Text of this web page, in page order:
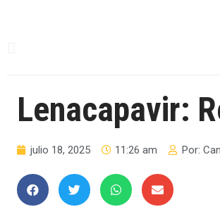
Lenacapavir:
julio 18, 2025 11:26 am Por: